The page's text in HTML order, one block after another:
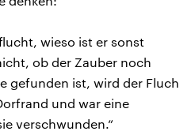
wieso ist er sonst
ob der Zauber noch
gefunden ist, wird der Fluch
und war eine
verschwunden.“